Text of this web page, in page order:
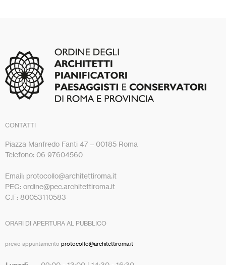
CONTATTI
Piazza Manfredo Fanti 47 – 00185 Roma
Telefono: 06 97604560
Email: protocollo@architettiroma.it
PEC: ordine@pec.architettiroma.it
C.F: 80053110583
ORARI DI APERTURA AL PUBBLICO
previo appuntamento protocollo@architettiroma.it